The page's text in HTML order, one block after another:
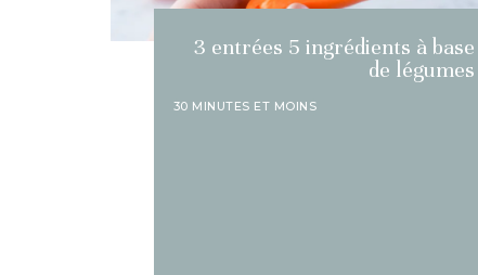
3 entrées 5 ingrédients à base
de légumes
30 MINUTES ET MOINS